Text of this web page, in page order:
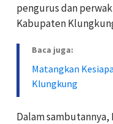
pengurus dan
Kabupaten
Baca juga:
Matangkan
Klungkung
Dalam